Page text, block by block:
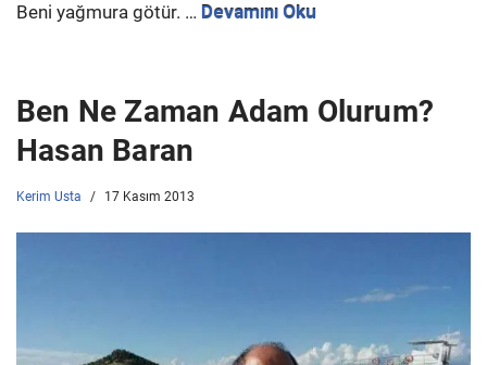
Beni yağmura götür. … Devamını Oku
Ben Ne Zaman Adam Olurum?
Hasan Baran
Kerim Usta 17 Kasım 2013